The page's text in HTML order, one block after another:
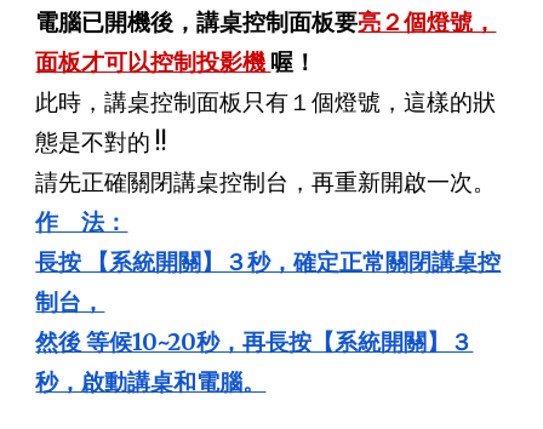
電腦已開機後，講桌控制面板要亮２個燈號，
面板才可以控制投影機 喔！
此時，講桌控制面板只有１個燈號，這樣的狀
態是不對的 !!
請先正確關閉講桌控制台，再重新開啟一次。
作 法：
長按 【系統開關】３秒，確定正常關閉講桌控
制台，
然後 等候10~20秒，再長按【系統開關】３
秒，啟動講桌和電腦。